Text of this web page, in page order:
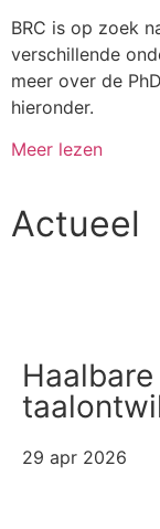
BRC is op zoek
verschillende
meer over de
hieronder.
Meer lezen
Actueel
29 apr 2026